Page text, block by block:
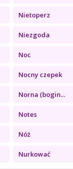
Nietoperz
Niezgoda
Noc
Nocny czepek
Norna (bogin...
Notes
Nóż
Nurkować